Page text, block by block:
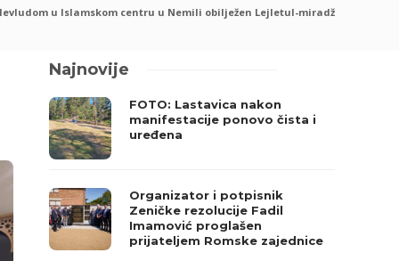
u Islamskom centru u Nemili obilježen Lejletul-miradž
Najnovije
FOTO: Lastavica nakon
manifestacije ponovo čista i
uređena
Organizator i potpisnik
Zeničke rezolucije Fadil
Imamović proglašen
prijateljem Romske zajednice